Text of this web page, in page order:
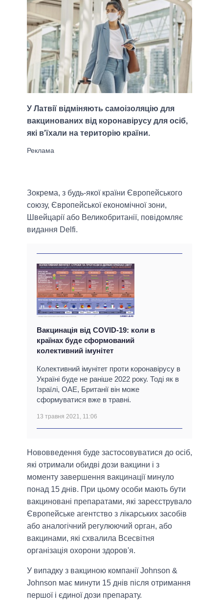
У Латвії відміняють самоізоляцію для
вакцинованих від коронавірусу для осіб,
які в'їхали на територію країни.
Зокрема, з будь-якої країни Європейського
союзу, Європейської економічної зони,
Швейцарії або Великобританії, повідомляє
видання Delfi.
Вакцинація від COVID-19: коли в
країнах буде сформований
колективний імунітет
Колективний імунітет проти коронавірусу в
Україні буде не раніше 2022 року. Тоді як в
Ізраїлі, ОАЕ, Британії він може
сформуватися вже в травні.
13 травня 2021, 11:06
Нововведення буде застосовуватися до осіб,
які отримали обидві дози вакцини і з
моменту завершення вакцинації минуло
понад 15 днів. При цьому особи мають бути
вакциновані препаратами, які зареєструвало
Європейське агентство з лікарських засобів
або аналогічний регулюючий орган, або
вакцинами, які схвалила Всесвітня
організація охорони здоров'я.
У випадку з вакциною компанії Johnson &
Johnson має минути 15 днів після отримання
першої і єдиної дози препарату.